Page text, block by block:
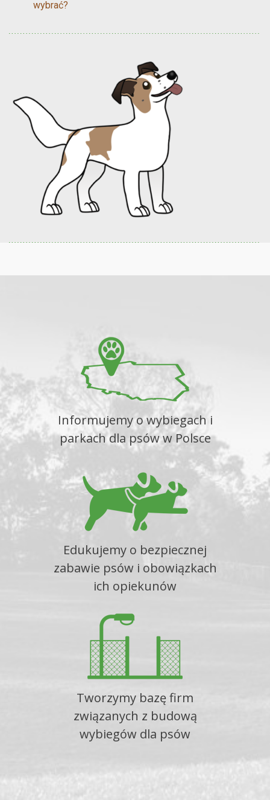
wybrać?
Informujemy o wybiegach i
parkach dla psów w Polsce
Edukujemy o bezpiecznej
zabawie psów i obowiązkach
ich opiekunów
Tworzymy bazę firm
związanych z budową
wybiegów dla psów